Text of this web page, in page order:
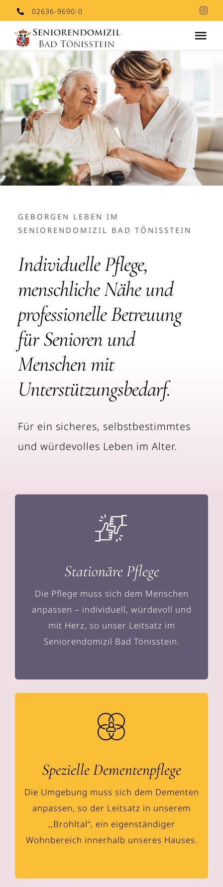
Skip
content
02636-9690-0
Aktuelles
Stationäre Pflege
Stellenangebote
Kontakt
GEBORGEN LEBEN IM
SENIORENDOMIZIL BAD TÖNISSTEIN
Individuelle Pflege,
menschliche Nähe und
professionelle Betreuung
für Senioren und
Menschen mit
Unterstützungsbedarf.
Für ein sicheres, selbstbestimmtes
und würdevolles Leben im Alter.
Stationäre Pflege
Die Pflege muss sich dem Menschen
anpassen – individuell, würdevoll und
mit Herz, so unser Leitsatz im
Seniorendomizil Bad Tönisstein.
Spezielle Dementenpflege
Die Umgebung muss sich dem Dementen
anpassen, so der Leitsatz in unserem
,,Brohltal“, ein eigenständiger
Wohnbereich innerhalb unseres Hauses.